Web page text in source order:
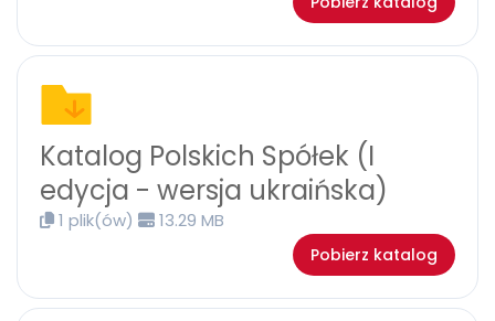
Katalog Polskich Spółek (I
edycja - wersja ukraińska)
1 plik(ów) 13.29 MB
Pobierz katalog